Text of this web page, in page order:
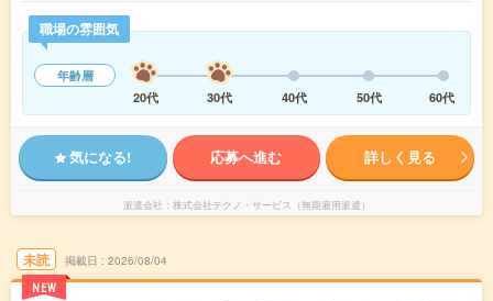
職場の雰囲気
年齢層
20代
30代 40代 50代 60代
気になる! 応募へ進む 詳しく見る
派遣会社 株式会社テクノ・サービス（無期雇用派遣）
未読
NEW
掲載日 2026/08/04